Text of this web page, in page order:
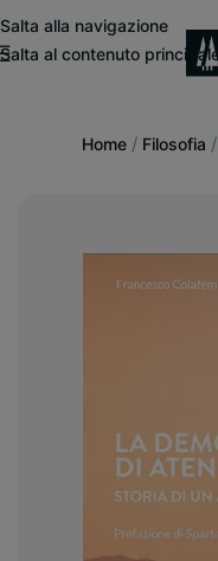
Salta alla navigazione
Salta al contenuto principale
Home/ Filosofia /